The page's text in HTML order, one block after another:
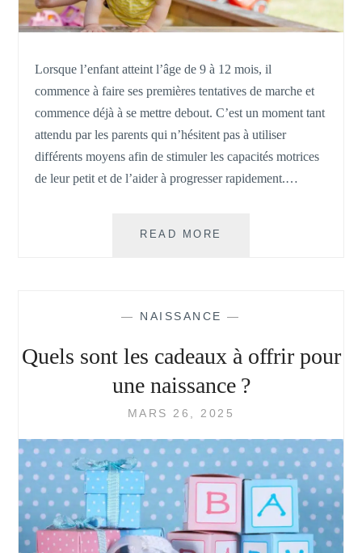
Lorsque l’enfant atteint l’âge de 9 à 12 mois, il
commence à faire ses premières tentatives de marche et
commence déjà à se mettre debout. C’est un moment tant
attendu par les parents qui n’hésitent pas à utiliser
différents moyens afin de stimuler les capacités motrices
de leur petit et de l’aider à progresser rapidement.…
READ MORE
À
TENIR
DEBOUT
— NAISSANCE —
Quels sont les cadeaux à offrir pour
une naissance ?
MARS 26, 2025